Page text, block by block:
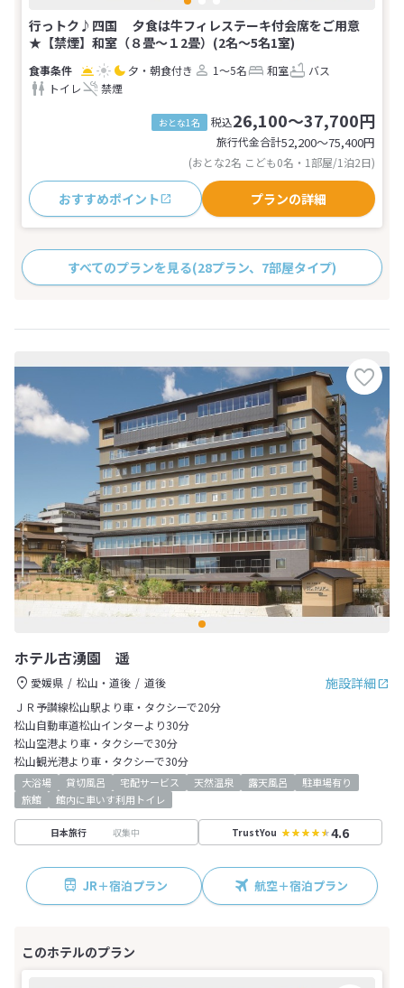
行っトク♪四国 夕食は牛フィレステーキ付会席をご用意
★【禁煙】和室（８畳～１2畳）(2名～5名1室)
夕・朝食付き 1～5名 和室
バス
トイレ
禁煙
おとな1名 税込26,100～37,700円
旅行代金合計52,200〜75,400円
(おとな2名 こども0名・1部屋/1泊2日)
おすすめポイント プランの詳細
すべてのプランを見る(28プラン、7部屋タイプ)
ホテル古湧園 遥
施設詳細
愛媛県 松山・道後
道後
ＪＲ予讃線松山駅より車・タクシーで20分
松山自動車道松山インターより30分
松山空港より車・タクシーで30分
松山観光港より車・タクシーで30分
大浴場 貸切風呂 宅配サービス 天然温泉 露天風呂
駐車場有り
旅館
館内に車いす利用トイレ
日本旅行 収集中 TrustYou 4.6
JR＋宿泊プラン 航空＋宿泊プラン